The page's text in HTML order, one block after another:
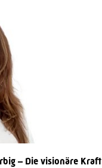
– Die visionäre Kraft